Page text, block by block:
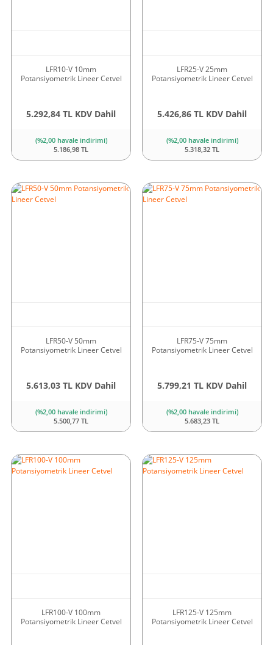
LFR10-V 10mm
Potansiyometrik Lineer Cetvel
5.292,84 TL KDV Dahil
(%2,00 havale indirimi)
5.186,98 TL
LFR25-V 25mm
Potansiyometrik Lineer Cetvel
5.426,86 TL KDV Dahil
(%2,00 havale indirimi)
5.318,32 TL
LFR50-V 50mm
Potansiyometrik Lineer Cetvel
5.613,03 TL KDV Dahil
(%2,00 havale indirimi)
5.500,77 TL
LFR75-V 75mm
Potansiyometrik Lineer Cetvel
5.799,21 TL KDV Dahil
(%2,00 havale indirimi)
5.683,23 TL
LFR100-V 100mm
Potansiyometrik Lineer Cetvel
LFR125-V 125mm
Potansiyometrik Lineer Cetvel